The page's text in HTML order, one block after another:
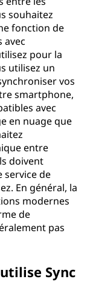
souhaitez
fonction de
avec
pour la
utilisez un
vos
smartphone,
avec
en nuage que
entre
doivent
service de
En général, la
modernes
de
pas
Sync